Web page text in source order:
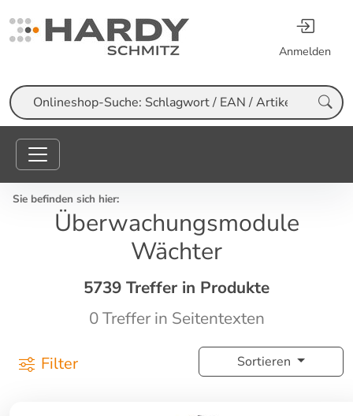
Anmelden
Suche
Sie befinden sich hier:
Überwachungsmodule
Wächter
5739 Treffer in Produkte
0 Treffer in Seitentexten
Filter Sortieren